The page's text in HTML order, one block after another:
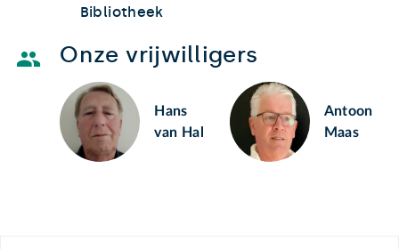
Bibliotheek
Onze vrijwilligers
Hans
van Hal
Antoon
Maas